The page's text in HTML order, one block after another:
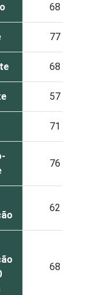
68
77
68
57
71
76
62
68